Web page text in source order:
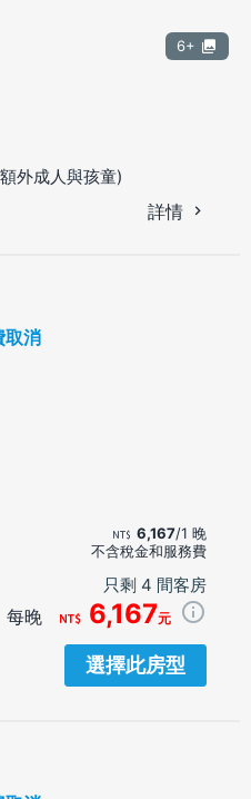
6+
外成人與孩童)
詳情
取消
6,167/1 晚
不含稅金和服務費
只剩 4 間客房
每晚 6,167元
選擇此房型